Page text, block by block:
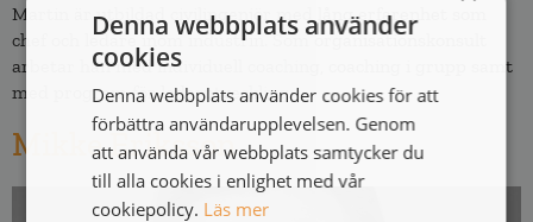
Martin är utbildad civilingenjör med lång erfarenhet som
chef och ledare inom industrin. Som organisationskonsult
arbetar han med individuell coaching, coaching i grupp samt
med program för ledarutveckling.
Mikke Eriksson
Denna webbplats använder
cookies
Denna webbplats använder cookies för att
förbättra användarupplevelsen. Genom
att använda vår webbplats samtycker du
till alla cookies i enlighet med vår
cookiepolicy. Läs mer